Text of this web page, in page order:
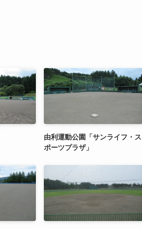
由利運動公園「サンライフ・ス
ポーツプラザ」